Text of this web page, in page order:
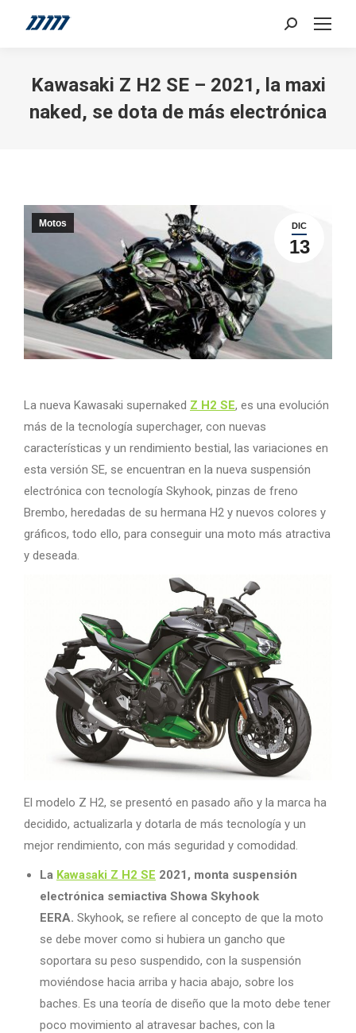
Search:
Kawasaki Z H2 SE – 2021, la maxi
naked, se dota de más electrónica
DIC
13
Motos
La nueva Kawasaki supernaked Z H2 SE, es una evolución
más de la tecnología superchager, con nuevas
características y un rendimiento bestial, las variaciones en
esta versión SE, se encuentran en la nueva suspensión
electrónica con tecnología Skyhook, pinzas de freno
Brembo, heredadas de su hermana H2 y nuevos colores y
gráficos, todo ello, para conseguir una moto más atractiva
y deseada.
El modelo Z H2, se presentó en pasado año y la marca ha
decidido, actualizarla y dotarla de más tecnología y un
mejor rendimiento, con más seguridad y comodidad.
La Kawasaki Z H2 SE 2021, monta suspensión
electrónica semiactiva Showa Skyhook
EERA. Skyhook, se refiere al concepto de que la moto
se debe mover como si hubiera un gancho que
soportara su peso suspendido, con la suspensión
moviéndose hacia arriba y hacia abajo, sobre los
baches. Es una teoría de diseño que la moto debe tener
poco movimiento al atravesar baches, con la